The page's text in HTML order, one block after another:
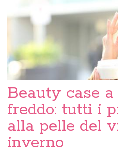
Beauty case
freddo: tutti i
alla pelle del
inverno